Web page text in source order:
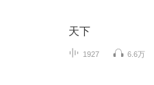
天下
1927 6.6万